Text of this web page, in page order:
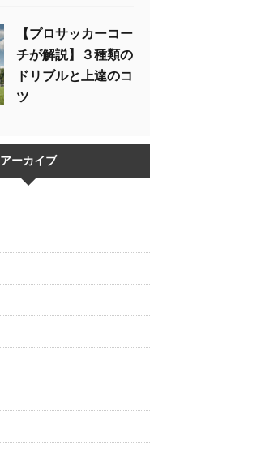
【プロサッカーコー
チが解説】３種類の
ドリブルと上達のコ
ツ
アーカイブ